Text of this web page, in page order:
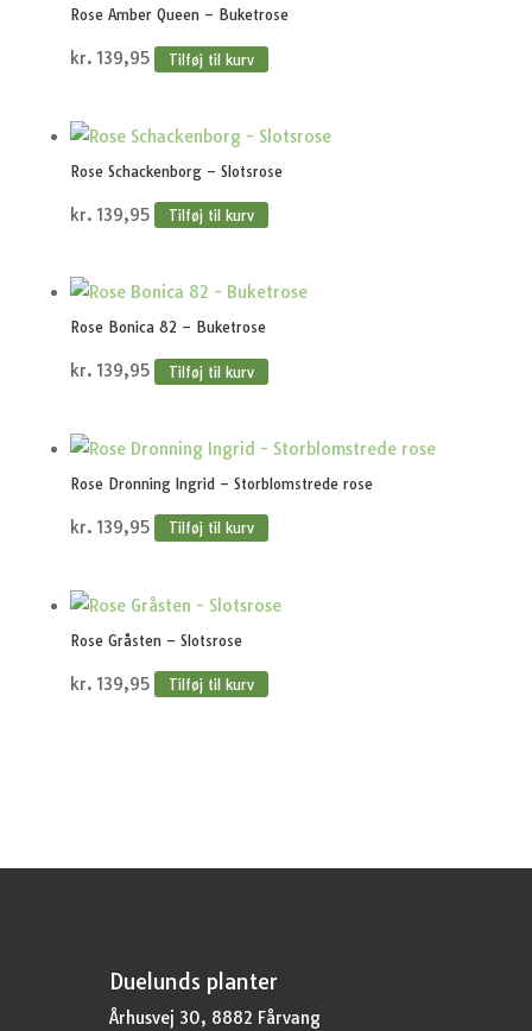
Rose Amber Queen – Buketrose
kr. 139,95 Tilføj til kurv
Rose Schackenborg – Slotsrose
kr. 139,95 Tilføj til kurv
Rose Bonica 82 – Buketrose
kr. 139,95 Tilføj til kurv
Rose Dronning Ingrid – Storblomstrede rose
kr. 139,95 Tilføj til kurv
Rose Gråsten – Slotsrose
kr. 139,95 Tilføj til kurv
Duelunds planter
Århusvej 30, 8882 Fårvang